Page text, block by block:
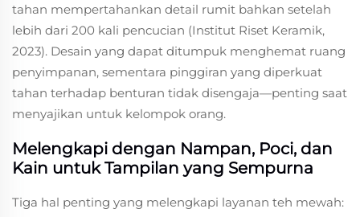
tahan mempertahankan detail rumit bahkan setelah
lebih dari 200 kali pencucian (Institut Riset Keramik,
2023). Desain yang dapat ditumpuk menghemat ruang
penyimpanan, sementara pinggiran yang diperkuat
tahan terhadap benturan tidak disengaja—penting saat
menyajikan untuk kelompok orang.
Melengkapi dengan Nampan, Poci, dan
Kain untuk Tampilan yang Sempurna
Tiga hal penting yang melengkapi layanan teh mewah: